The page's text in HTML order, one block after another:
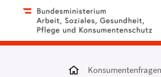
Konsumentenfragen